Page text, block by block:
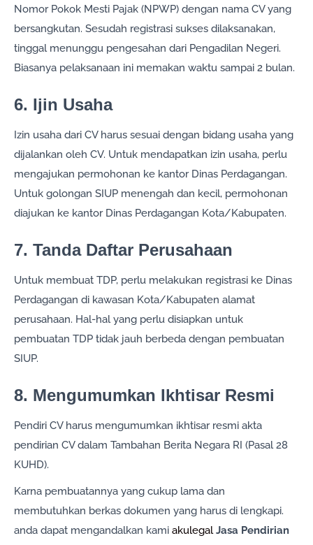
Nomor Pokok Mesti Pajak (NPWP) dengan nama CV yang
bersangkutan. Sesudah registrasi sukses dilaksanakan,
tinggal menunggu pengesahan dari Pengadilan Negeri.
Biasanya pelaksanaan ini memakan waktu sampai 2 bulan.
6. Ijin Usaha
Izin usaha dari CV harus sesuai dengan bidang usaha yang
dijalankan oleh CV. Untuk mendapatkan izin usaha, perlu
mengajukan permohonan ke kantor Dinas Perdagangan.
Untuk golongan SIUP menengah dan kecil, permohonan
diajukan ke kantor Dinas Perdagangan Kota/Kabupaten.
7. Tanda Daftar Perusahaan
Untuk membuat TDP, perlu melakukan registrasi ke Dinas
Perdagangan di kawasan Kota/Kabupaten alamat
perusahaan. Hal-hal yang perlu disiapkan untuk
pembuatan TDP tidak jauh berbeda dengan pembuatan
SIUP.
8. Mengumumkan Ikhtisar Resmi
Pendiri CV harus mengumumkan ikhtisar resmi akta
pendirian CV dalam Tambahan Berita Negara RI (Pasal 28
KUHD).
Karna pembuatannya yang cukup lama dan
membutuhkan berkas dokumen yang harus di lengkapi.
anda dapat mengandalkan kami akulegal Jasa Pendirian